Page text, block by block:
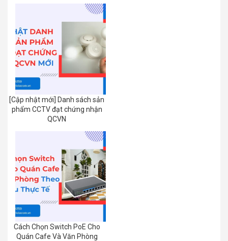
[Cập nhật mới] Danh sách sản
phẩm CCTV đạt chứng nhận
QCVN
Cách Chọn Switch PoE Cho
Quán Cafe Và Văn Phòng